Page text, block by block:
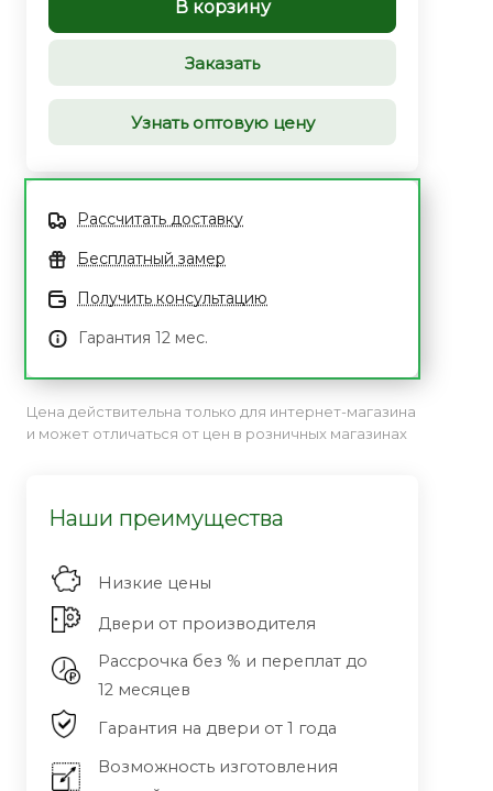
В корзину
Заказать
Узнать оптовую цену
Рассчитать доставку
Бесплатный замер
Получить консультацию
Гарантия 12 мес.
Цена действительна только для интернет-магазина
и может отличаться от цен в розничных магазинах
Наши преимущества
Низкие цены
Двери от производителя
Рассрочка без % и переплат до
12 месяцев
Гарантия на двери от 1 года
Возможность изготовления